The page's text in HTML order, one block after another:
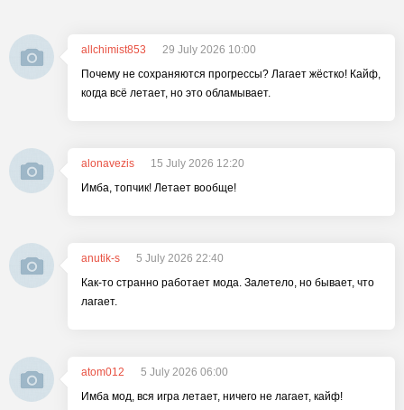
allchimist853
29 July 2026 10:00
Почему не сохраняются прогрессы? Лагает жёстко! Кайф,
когда всё летает, но это обламывает.
alonavezis
15 July 2026 12:20
Имба, топчик! Летает вообще!
anutik-s
5 July 2026 22:40
Как-то странно работает мода. Залетело, но бывает, что
лагает.
atom012
5 July 2026 06:00
Имба мод, вся игра летает, ничего не лагает, кайф!